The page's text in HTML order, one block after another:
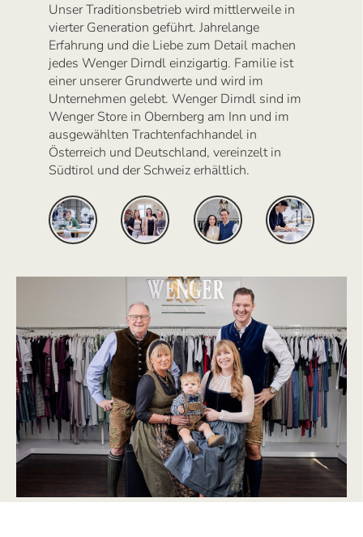
Unser Traditionsbetrieb wird mittlerweile in
vierter Generation geführt. Jahrelange
Erfahrung und die Liebe zum Detail machen
jedes Wenger Dirndl einzigartig. Familie ist
einer unserer Grundwerte und wird im
Unternehmen gelebt. Wenger Dirndl sind im
Wenger Store in Obernberg am Inn und im
ausgewählten Trachtenfachhandel in
Österreich und Deutschland, vereinzelt in
Südtirol und der Schweiz erhältlich.